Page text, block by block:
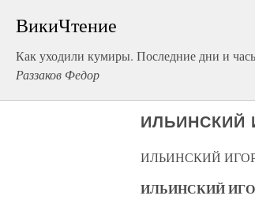
ВикиЧтение
Как уходили кумиры. Последние дни и
Раззаков Федор
ИЛЬИНСКИЙ
ИЛЬИНСКИЙ
ИЛЬИНСКИЙ